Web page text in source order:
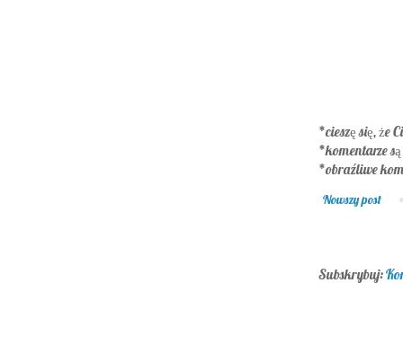
*cieszę się, że
*komentarze
*obraźliwe
Nowszy post
Subskrybuj: